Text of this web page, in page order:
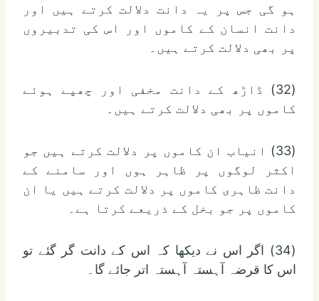
ہو گی جس پر یہ دانت دلالت کرتے ہیں اور
دانت انسان کے کاموں اور اس کی تدبیروں
پر بھی دلالت کرتے ہیں۔
(32) ڈاڑھ کے دانت مخفی اور چھپے ہوئے
کاموں پر بھی دلالت کرتے ہیں۔
(33) انیاب ان کاموں پر دلالت کرتے ہیں جو
اکثر لوگوں پر ظاہر ہوں اور سامنے کے
دانت ظاہری کاموں پر دلالت کرتے ہیں یا ان
کاموں پر جو بخل کے ذریعے کرتا ہے۔
(34) اگر اس نے دیکھا کہ اس کے دانت گر گئے تو
اس کا قرضہ آہستہ آہستہ اتر جائے گا۔